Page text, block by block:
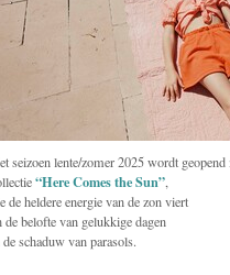
seizoen lente/zomer 2025 wordt geopend
“Here Comes the Sun”,
de heldere energie van de zon viert
de belofte van gelukkige dagen
schaduw van parasols.